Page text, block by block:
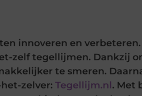
innoveren en
zelf tegellijmen. Dankzij
te smeren.
zelver: Tegellijm.nl. Met